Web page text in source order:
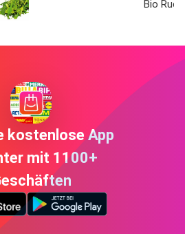
Bio
kostenlose App
mit 1100+